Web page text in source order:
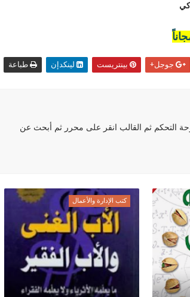
جوجل+ بينتريست لينكدإن طباعة
التحكم ثم القالب انقر على محرر ثم أبحث عن
كتب الإدارة والأعمال